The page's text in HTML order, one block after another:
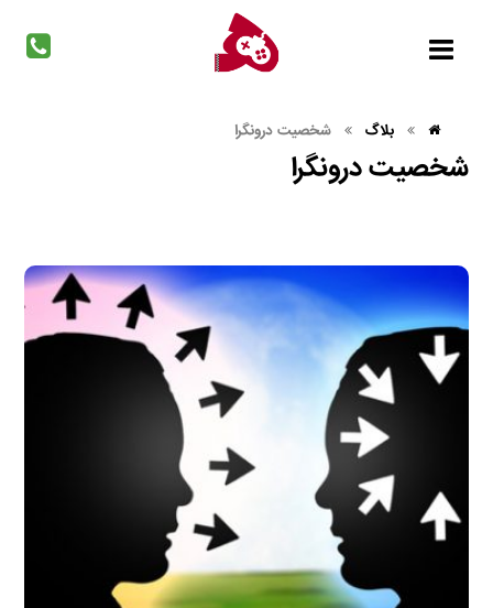
بلاگ شخصیت درونگرا
شخصیت درونگرا